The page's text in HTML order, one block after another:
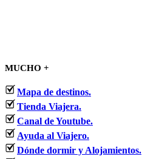
MUCHO +
Mapa de destinos.
Tienda Viajera.
Canal de Youtube.
Ayuda al Viajero.
Dónde dormir y Alojamientos.